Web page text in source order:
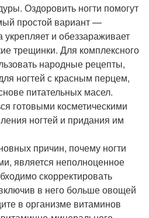
Оздоровить ногти помогут
простой вариант —
и обеззараживает
трещинки. Для комплексного
народные рецепты,
ногтей с красным перцем,
питательных масел.
готовыми косметическими
ногтей и придания им
причин, почему ногти
является неполноценное
скорректировать
в него больше овощей
в организме витаминов